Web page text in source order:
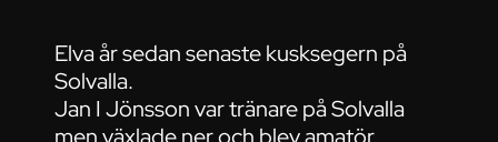
Elva år sedan senaste kusksegern på
Solvalla.
Jan I Jönsson var tränare på Solvalla